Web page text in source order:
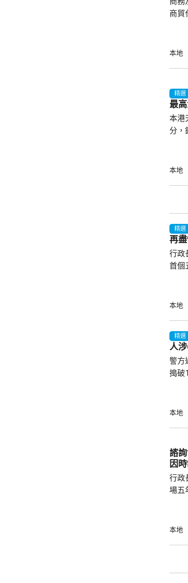
商貿
了解
會參
投資
參
流。...
本地
精選
最
本港
分，
端酷
本地
精選
再
行政
首個
施政
場諮
五年
指，
本地
精選
人
警方
搗破
歲，
會集
及新
為清
本地
諮
因
行政
場五
訂五
年人
本地